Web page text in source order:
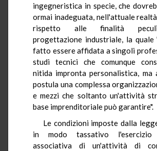
ingegneristica in specie, che
ormai inadeguata, nell'attuale
rispetto alle finalità
progettazione industriale, la quale
fatto essere affidata a singoli
studi tecnici che comunque
nitida impronta personalistica, ma
postula una complessa
e mezzi che soltanto un'attività
base imprenditoriale può garantire".
Le condizioni imposte dalla
in modo tassativo
associativa di un'attività di